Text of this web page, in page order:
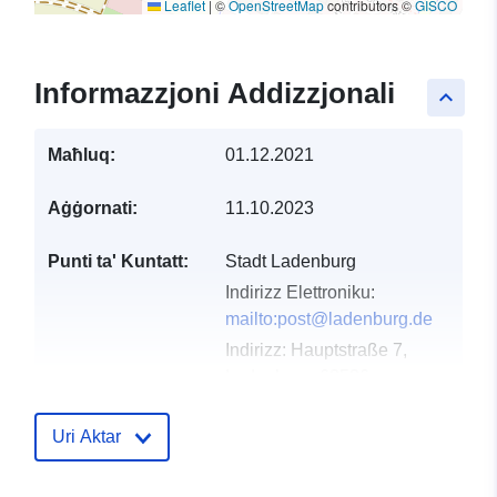
Leaflet | ©OpenStreetMapcontributors ©GISCO
keyboard_arrow_up
Informazzjoni Addizzjonali
Maħluq: 01.12.2021
Aġġornati: 11.10.2023
Punti ta' Kuntatt:
Stadt Ladenburg
Indirizz Elettroniku:
mailto:post@ladenburg.de
Indirizz: Hauptstraße 7,
Uri Aktar